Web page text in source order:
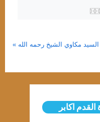
Uncategorized
السيد مكاوي الشيخ رحمه الله
القدم اكابر